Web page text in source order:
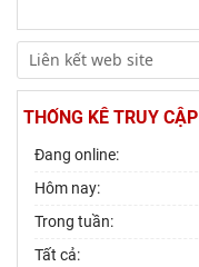
THỐNG KÊ TRUY CẬP
Đang online:
Hôm nay:
Trong tuần:
Tất cả: